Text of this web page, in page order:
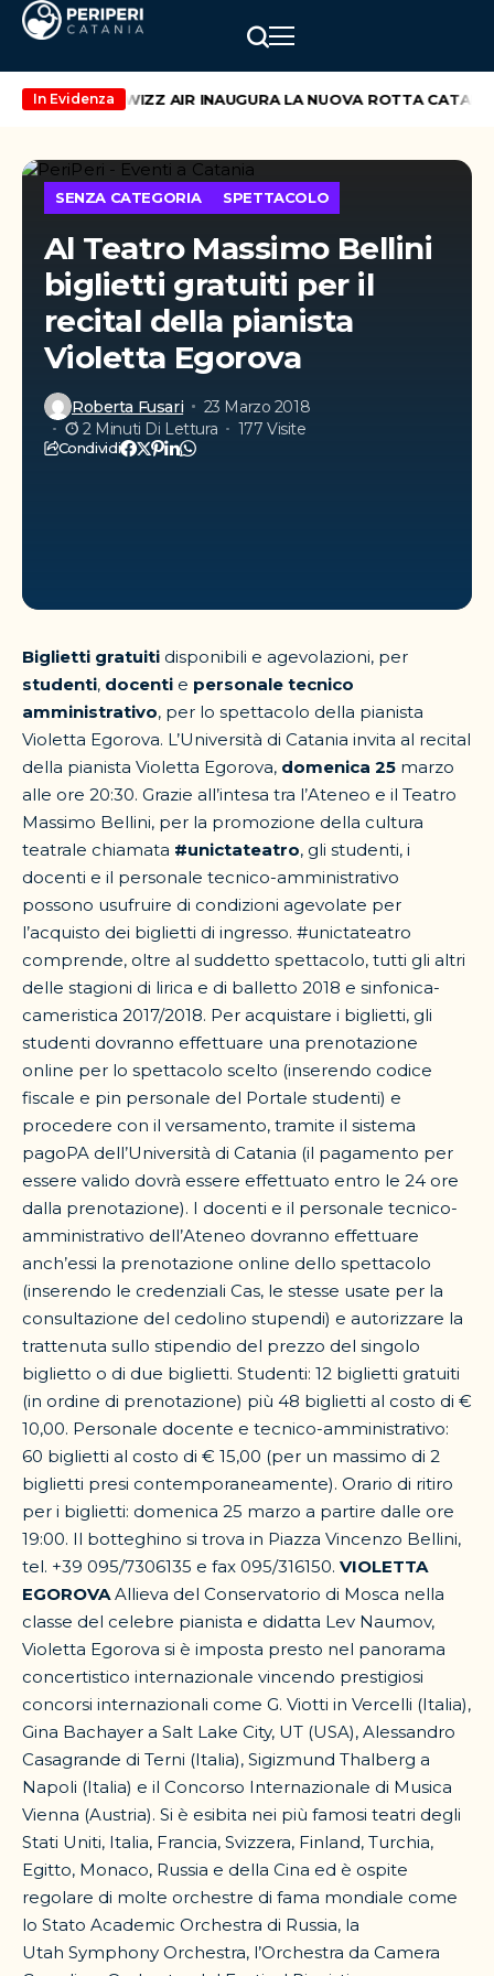
In Evidenza
di maggio WIZZ AIR INAUGURA LA NUOVA ROTTA CATANIA
SENZA CATEGORIA SPETTACOLO
Al Teatro Massimo Bellini
biglietti gratuiti per il
recital della pianista
Violetta Egorova
Roberta Fusari
23 Marzo 2018
2 Minuti Di Lettura
177 Visite
Condividi
Biglietti gratuiti disponibili e agevolazioni, per
studenti, docenti e personale tecnico
amministrativo, per lo spettacolo della pianista
Violetta Egorova. L’Università di Catania invita al recital
della pianista Violetta Egorova, domenica 25 marzo
alle ore 20:30. Grazie all’intesa tra l’Ateneo e il Teatro
Massimo Bellini, per la promozione della cultura
teatrale chiamata #unictateatro, gli studenti, i
docenti e il personale tecnico-amministrativo
possono usufruire di condizioni agevolate per
l’acquisto dei biglietti di ingresso. #unictateatro
comprende, oltre al suddetto spettacolo, tutti gli altri
delle stagioni di lirica e di balletto 2018 e sinfonica-
cameristica 2017/2018. Per acquistare i biglietti, gli
studenti dovranno effettuare una prenotazione
online per lo spettacolo scelto (inserendo codice
fiscale e pin personale del Portale studenti) e
procedere con il versamento, tramite il sistema
pagoPA dell’Università di Catania (il pagamento per
essere valido dovrà essere effettuato entro le 24 ore
dalla prenotazione). I docenti e il personale tecnico-
amministrativo dell’Ateneo dovranno effettuare
anch’essi la prenotazione online dello spettacolo
(inserendo le credenziali Cas, le stesse usate per la
consultazione del cedolino stupendi) e autorizzare la
trattenuta sullo stipendio del prezzo del singolo
biglietto o di due biglietti. Studenti: 12 biglietti gratuiti
(in ordine di prenotazione) più 48 biglietti al costo di €
10,00. Personale docente e tecnico-amministrativo:
60 biglietti al costo di € 15,00 (per un massimo di 2
biglietti presi contemporaneamente). Orario di ritiro
per i biglietti: domenica 25 marzo a partire dalle ore
19:00. Il botteghino si trova in Piazza Vincenzo Bellini,
tel. +39 095/7306135 e fax 095/316150. VIOLETTA
EGOROVAAllieva del Conservatorio di Mosca nella
classe del celebre pianista e didatta Lev Naumov,
Violetta Egorova si è imposta presto nel panorama
concertistico internazionale vincendo prestigiosi
concorsi internazionali come G. Viotti in Vercelli (Italia),
Gina Bachayer a Salt Lake City, UT (USA), Alessandro
Casagrande di Terni (Italia), Sigizmund Thalberg a
Napoli (Italia) e il Concorso Internazionale di Musica
Vienna (Austria). Si è esibita nei più famosi teatri degli
Stati Uniti, Italia, Francia, Svizzera, Finland, Turchia,
Egitto, Monaco, Russia e della Cina ed è ospite
regolare di molte orchestre di fama mondiale come
lo Stato Academic Orchestra di Russia, la
Utah Symphony Orchestra, l’Orchestra da Camera